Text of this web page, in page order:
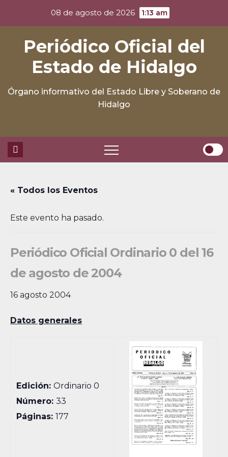
08 de agosto de 2026 1:13 am
Periódico Oficial del
Estado de Hidalgo
Órgano informativo del Estado Libre y Soberano de
Hidalgo
« Todos los Eventos
Este evento ha pasado.
Periódico Oficial Ordinario 0 del 16
de agosto de 2004
16 agosto 2004
Datos generales
Edición:Ordinario 0
Número:33
Páginas:177